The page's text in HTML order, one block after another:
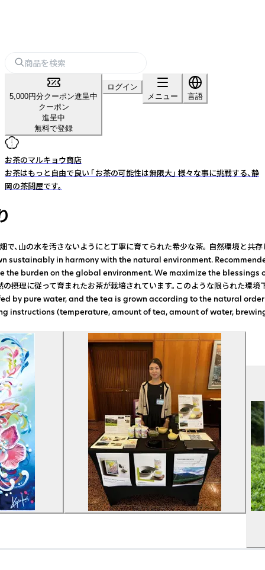
5,000円分クーポン進呈中
クーポン
進呈中
無料で登録
ログイン
メニュー
言語
お茶のマルキョウ商店
お茶はもっと自由で良い 「お茶の可能性は無限大」 様々な事に挑戦する、静
岡の茶問屋です。
茶畑で、山の水を汚さないようにと丁寧に育てられた希少な
with the natural environment. Recommended for
burden on the global environment. We maximize the
、自然の摂理に従って育まれたお茶が栽培されています。この
and the tea is grown according to the natural order of
Basic brewing instructions (temperature, amount of tea,